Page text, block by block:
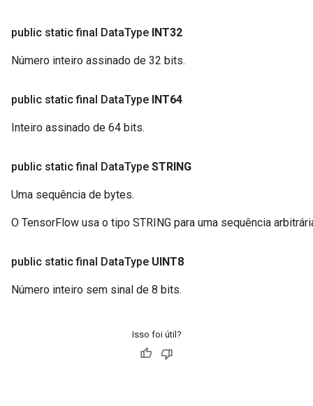
public static final DataType INT32
Número inteiro assinado de 32 bits.
public static final DataType INT64
Inteiro assinado de 64 bits.
public static final DataType STRING
Uma sequência de bytes.
O TensorFlow usa o tipo STRING para uma sequência
public static final DataType UINT8
Número inteiro sem sinal de 8 bits.
Isso foi útil?